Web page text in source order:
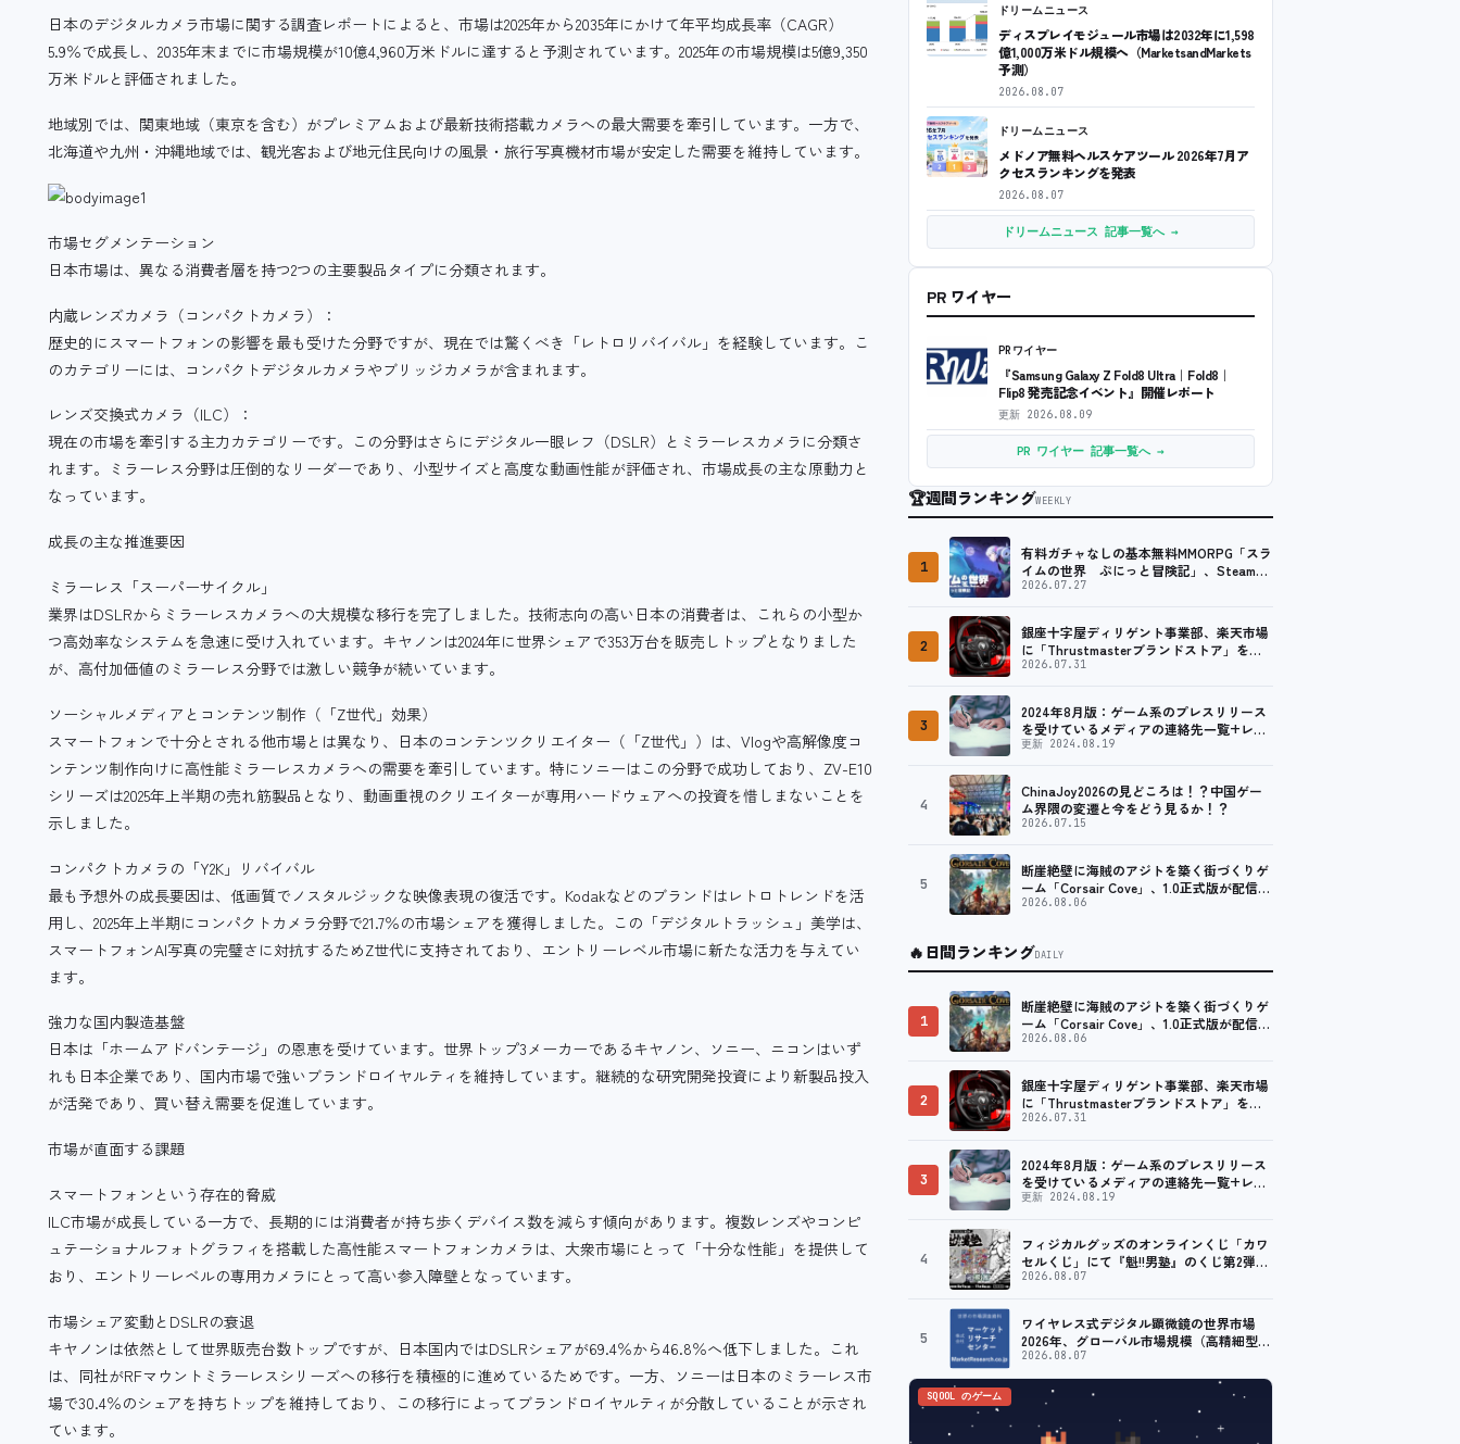
日本のデジタルカメラ市場に関する調査レポートによると、市場は2025年から2035年にかけて年平均成長率（CAGR）
5.9％で成長し、2035年末までに市場規模が10億4,960万米ドルに達すると予測されています。2025年の市場規模は5億9,350
万米ドルと評価されました。
地域別では、関東地域（東京を含む）がプレミアムおよび最新技術搭載カメラへの最大需要を牽引しています。一方で、
北海道や九州・沖縄地域では、観光客および地元住民向けの風景・旅行写真機材市場が安定した需要を維持しています。
市場セグメンテーション
日本市場は、異なる消費者層を持つ2つの主要製品タイプに分類されます。
内蔵レンズカメラ（コンパクトカメラ）：
歴史的にスマートフォンの影響を最も受けた分野ですが、現在では驚くべき「レトロリバイバル」を経験しています。こ
のカテゴリーには、コンパクトデジタルカメラやブリッジカメラが含まれます。
レンズ交換式カメラ（ILC）：
現在の市場を牽引する主力カテゴリーです。この分野はさらにデジタル一眼レフ（DSLR）とミラーレスカメラに分類さ
れます。ミラーレス分野は圧倒的なリーダーであり、小型サイズと高度な動画性能が評価され、市場成長の主な原動力と
なっています。
成長の主な推進要因
ミラーレス「スーパーサイクル」
業界はDSLRからミラーレスカメラへの大規模な移行を完了しました。技術志向の高い日本の消費者は、これらの小型か
つ高効率なシステムを急速に受け入れています。キヤノンは2024年に世界シェアで353万台を販売しトップとなりました
が、高付加価値のミラーレス分野では激しい競争が続いています。
ソーシャルメディアとコンテンツ制作（「Z世代」効果）
スマートフォンで十分とされる他市場とは異なり、日本のコンテンツクリエイター（「Z世代」）は、Vlogや高解像度コ
ンテンツ制作向けに高性能ミラーレスカメラへの需要を牽引しています。特にソニーはこの分野で成功しており、ZV-E10
シリーズは2025年上半期の売れ筋製品となり、動画重視のクリエイターが専用ハードウェアへの投資を惜しまないことを
示しました。
コンパクトカメラの「Y2K」リバイバル
最も予想外の成長要因は、低画質でノスタルジックな映像表現の復活です。Kodakなどのブランドはレトロトレンドを活
用し、2025年上半期にコンパクトカメラ分野で21.7％の市場シェアを獲得しました。この「デジタルトラッシュ」美学は、
スマートフォンAI写真の完璧さに対抗するためZ世代に支持されており、エントリーレベル市場に新たな活力を与えてい
ます。
強力な国内製造基盤
日本は「ホームアドバンテージ」の恩恵を受けています。世界トップ3メーカーであるキヤノン、ソニー、ニコンはいず
れも日本企業であり、国内市場で強いブランドロイヤルティを維持しています。継続的な研究開発投資により新製品投入
が活発であり、買い替え需要を促進しています。
市場が直面する課題
スマートフォンという存在的脅威
ILC市場が成長している一方で、長期的には消費者が持ち歩くデバイス数を減らす傾向があります。複数レンズやコンピ
ュテーショナルフォトグラフィを搭載した高性能スマートフォンカメラは、大衆市場にとって「十分な性能」を提供して
おり、エントリーレベルの専用カメラにとって高い参入障壁となっています。
市場シェア変動とDSLRの衰退
キヤノンは依然として世界販売台数トップですが、日本国内ではDSLRシェアが69.4％から46.8％へ低下しました。これ
は、同社がRFマウントミラーレスシリーズへの移行を積極的に進めているためです。一方、ソニーは日本のミラーレス市
場で30.4％のシェアを持ちトップを維持しており、この移行によってブランドロイヤルティが分散していることが示され
ています。
ドリームニュース
ディスプレイモジュール市場は2032年に1,598
億1,000万米ドル規模へ（MarketsandMarkets
予測）
2026.08.07
ドリームニュース
メドノア無料ヘルスケアツール 2026年7月ア
クセスランキングを発表
2026.08.07
ドリームニュース 記事一覧へ →
PR ワイヤー
PRワイヤー
『Samsung Galaxy Z Fold8 Ultra｜Fold8｜
Flip8 発売記念イベント』開催レポート
更新 2026.08.09
PR ワイヤー 記事一覧へ →
🏆週間ランキングWEEKLY
1
有料ガチャなしの基本無料MMORPG「スラ
イムの世界 ぷにっと冒険記」、Steam向
けの無料体験版が8月末に配信決定
2026.07.27
2
銀座十字屋ディリゲント事業部、楽天市場
に「Thrustmasterブランドストア」をオ
ープン。記念キャンペーンでポイントアッ
2026.07.31
3
2024年8月版：ゲーム系のプレスリリース
を受けているメディアの連絡先一覧+レビ
ュー依頼先一覧
更新 2024.08.19
4
ChinaJoy2026の見どころは！？中国ゲー
ム界隈の変遷と今をどう見るか！？
2026.07.15
5
断崖絶壁に海賊のアジトを築く街づくりゲ
ーム「Corsair Cove」、1.0正式版が配信開
始！
2026.08.06
🔥日間ランキングDAILY
1
断崖絶壁に海賊のアジトを築く街づくりゲ
ーム「Corsair Cove」、1.0正式版が配信開
始！
2026.08.06
2
銀座十字屋ディリゲント事業部、楽天市場
に「Thrustmasterブランドストア」をオ
ープン。記念キャンペーンでポイントアッ
ローラーを中心に、幅広くラインナップ
2026.07.31
3
2024年8月版：ゲーム系のプレスリリース
を受けているメディアの連絡先一覧+レビ
ュー依頼先一覧
更新 2024.08.19
4
フィジカルグッズのオンラインくじ「カワ
セルくじ」にて『魁!!男塾』のくじ第2弾が
販売開始！
2026.08.07
5
ワイヤレス式デジタル顕微鏡の世界市場
2026年、グローバル市場規模（高精細型、
超高精細型）・分析レポートを発表
2026.08.07
SQOOL のゲーム